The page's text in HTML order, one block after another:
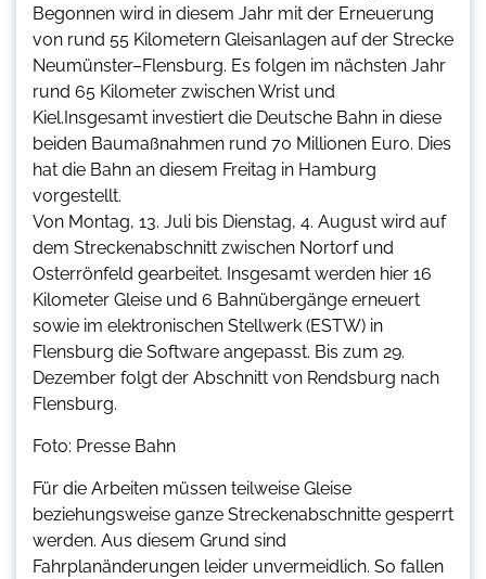
Begonnen wird in diesem Jahr mit der Erneuerung
von rund 55 Kilometern Gleisanlagen auf der Strecke
Neumünster–Flensburg. Es folgen im nächsten Jahr
rund 65 Kilometer zwischen Wrist und
Kiel.Insgesamt investiert die Deutsche Bahn in diese
beiden Baumaßnahmen rund 70 Millionen Euro. Dies
hat die Bahn an diesem Freitag in Hamburg
vorgestellt.
Von Montag, 13. Juli bis Dienstag, 4. August wird auf
dem Streckenabschnitt zwischen Nortorf und
Osterrönfeld gearbeitet. Insgesamt werden hier 16
Kilometer Gleise und 6 Bahnübergänge erneuert
sowie im elektronischen Stellwerk (ESTW) in
Flensburg die Software angepasst. Bis zum 29.
Dezember folgt der Abschnitt von Rendsburg nach
Flensburg.
Foto: Presse Bahn
Für die Arbeiten müssen teilweise Gleise
beziehungsweise ganze Streckenabschnitte gesperrt
werden. Aus diesem Grund sind
Fahrplanänderungen leider unvermeidlich. So fallen